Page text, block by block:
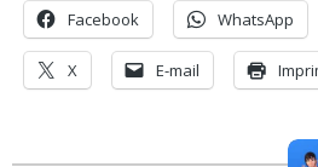
Facebook WhatsApp
X E-mail